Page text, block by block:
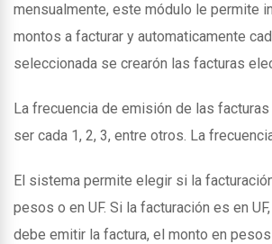
mensualmente, este módulo le permite
montos a facturar y automaticamente
seleccionada se crearón las facturas
La frecuencia de emisión de las
ser cada 1, 2, 3, entre otros. La
El sistema permite elegir si la
pesos o en UF. Si la facturación es en
debe emitir la factura, el monto en